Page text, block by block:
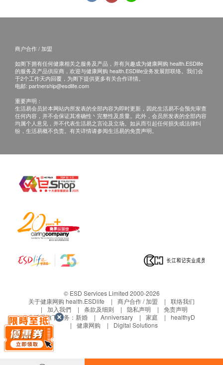
商户合作 / 加盟
如阁下拥有任何健康相关之服务及产品，并有兴趣成为健康网购 health.ESDlife
的服务及产品供应商，欢迎与健康网购 health.ESDlife业务发展部联络。我们会
于2个工作天内回覆，为阁下提供更多有关合作详情。
电邮: partnership@esdlife.com
重要声明：
生活易会员於本网站内所发表的全部内容为即时更新，因此生活易不会预先审查
任何内容，并不会保证其准确性丶完整性及质量。此外，会员所发表的全部内容
均属个人意见，并不代表生活易之言论及立场。如从而引起任何损失或法律纠
纷，生活易概不负责。有关详情请参阅生活易的免责声明。
© ESD Services Limited 2000-2026
关于健康网购 health.ESDlife
商户合作 / 加盟
联络我们
加入我們
条款及细则 隐私声明
免责声明
生活易旗下业务： 新婚 Anniversary 家庭
healthyD
健康网购
Digital Solutions